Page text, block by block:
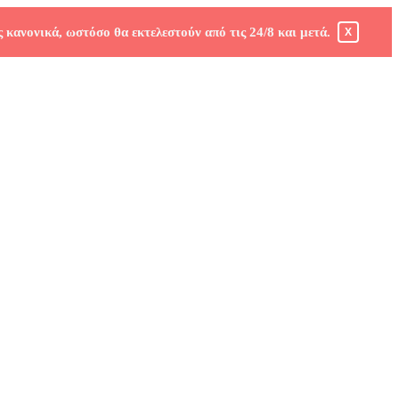
ωστόσο θα εκτελεστούν από τις 24/8 και μετά. X